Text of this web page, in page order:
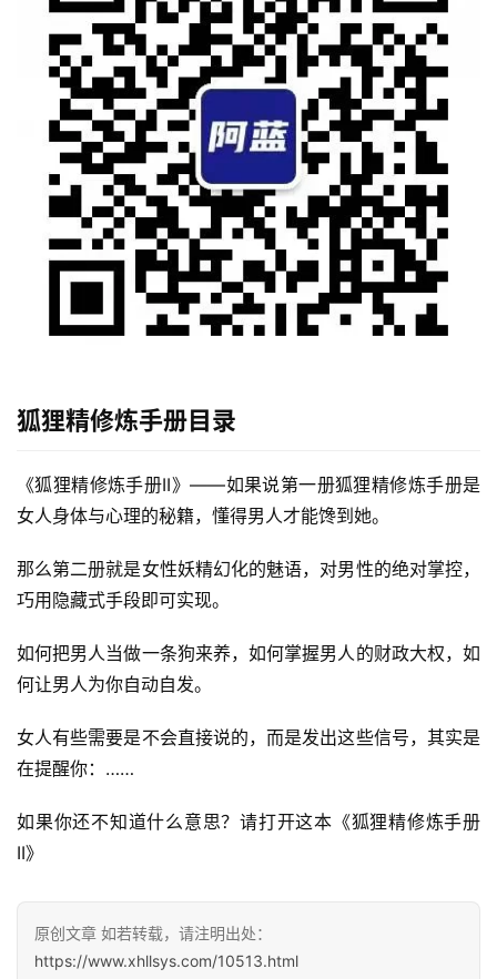
讯
眼
案
避
指
南
运
营
科
资
源
狐狸精修炼手册目录
《狐狸精修炼手册II》——如果说第一册狐狸精修炼手册是
女人身体与心理的秘籍，懂得男人才能馋到她。
那么第二册就是女性妖精幻化的魅语，对男性的绝对掌控，
巧用隐藏式手段即可实现。
如何把男人当做一条狗来养，如何掌握男人的财政大权，如
何让男人为你自动自发。
女人有些需要是不会直接说的，而是发出这些信号，其实是
在提醒你：……
如果你还不知道什么意思？请打开这本《狐狸精修炼手册
II》
原创文章 如若转载，请注明出处：
https://www.xhllsys.com/10513.html